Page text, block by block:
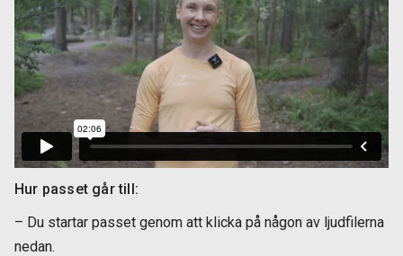
Hur passet går till:
– Du startar passet genom att klicka på någon av ljudfilerna
nedan.